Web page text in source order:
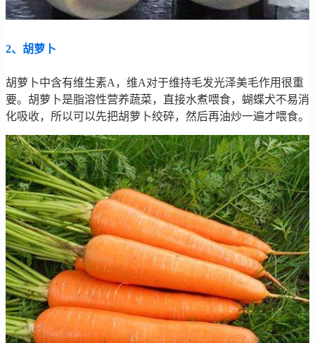
2、胡萝卜
胡萝卜中含有维生素A，维A对于维持毛发光泽美毛作用很重
要。胡萝卜是脂溶性营养蔬菜，直接水煮喂食，蝴蝶犬不易消
化吸收，所以可以先把胡萝卜绞碎，然后再油炒一遍才喂食。